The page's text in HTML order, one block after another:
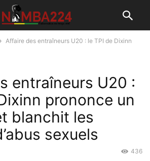
Affaire des entraîneurs U20 : le TPI de Dixinn
entraîneurs U20 :
prononce un
blanchit les
sexuels
436